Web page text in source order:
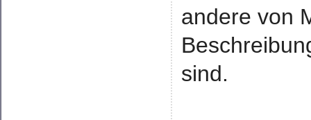
andere von
sind.